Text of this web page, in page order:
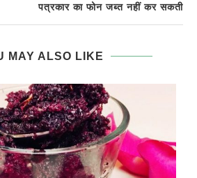
पत्रकार का फोन जब्त नहीं कर सकती
MAY ALSO LIKE